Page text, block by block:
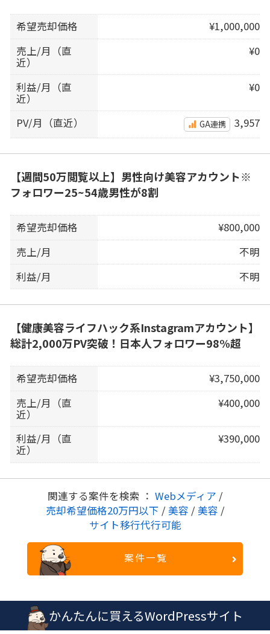
希望売却価格
¥1,000,000
売上/月（直
近）
¥0
利益/月（直
近）
¥0
PV/月（直近） GA連携 3,957
【週間50万閲覧以上】男性向け美容アカウント※
フォロワー25~54歳男性が8割
希望売却価格
¥800,000
売上/月
不明
利益/月
不明
【健康美容ライフハック系Instagramアカウント】
総計2,000万PV突破！日本人フォロワー98%超
希望売却価格
¥3,750,000
売上/月（直
近）
¥400,000
利益/月（直
近）
¥390,000
関連する案件を検索 ： Webメディア /
売却希望価格20万円以下 / 美容 / 美容 /
サイト移行代行可能
案件一覧
かんたんに買えるWordPressサイト